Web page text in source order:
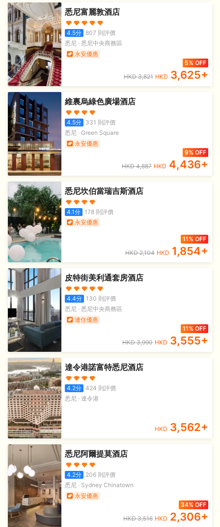
悉尼富麗敦酒店
4.5分 807 則評價
悉尼· 悉尼中央商務區
永安優惠
5% OFF
HKD3,821 HKD 3,625+
維裏烏綠色廣場酒店
4.5分 331 則評價
悉尼· Green Square
永安優惠
9% OFF
HKD4,887 HKD 4,436+
悉尼坎伯當瑞吉斯酒店
4.1分 178則評價
永安優惠
11% OFF
HKD2,104 HKD 1,854+
皮特街美利通套房酒店
4.4分 130 則評價
悉尼· 悉尼中央商務區
連住優惠
11% OFF
HKD3,990 HKD 3,555+
達令港諾富特悉尼酒店
4.2分 424 則評價
悉尼· 達令港
HKD 3,562+
悉尼阿爾提莫酒店
4.2分 206則評價
悉尼· Sydney Chinatown
永安優惠
34% OFF
HKD3,516 HKD 2,306+